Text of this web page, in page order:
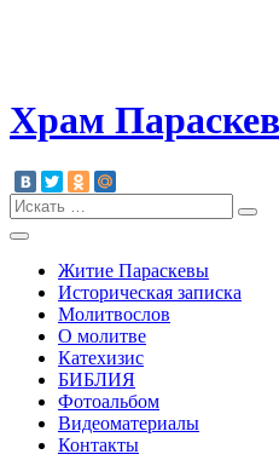
Храм
search:
Житие Параскевы
Историческая записка
Молитвослов
О молитве
Катeхизис
БИБЛИЯ
Фотоальбом
Видеоматериалы
Контакты